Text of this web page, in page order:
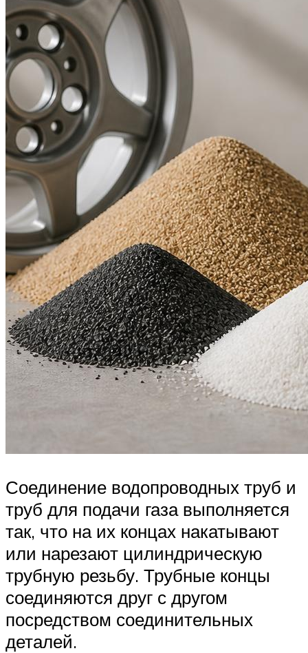
Соединение водопроводных труб и
труб для подачи газа выполняется
так, что на их концах накатывают
или нарезают цилиндрическую
трубную резьбу. Трубные концы
соединяются друг с другом
посредством соединительных
деталей.